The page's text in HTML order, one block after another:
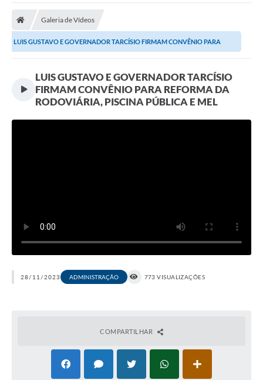
Departamentos
Câmara Municipal
Contato
Galeria de Vídeos
LUIS GUSTAVO E GOVERNADOR TARCÍSIO FIRMAM CONVÊNIO PARA
LUIS GUSTAVO E GOVERNADOR TARCÍSIO
FIRMAM CONVÊNIO PARA REFORMA DA
RODOVIÁRIA, PISCINA PÚBLICA E MEL
28/11/2023 ADMINISTRAÇÃO 773 VISUALIZAÇÕES
COMPARTILHAR